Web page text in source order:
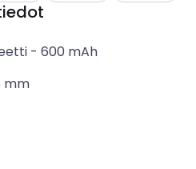
- 600 mAh
mm